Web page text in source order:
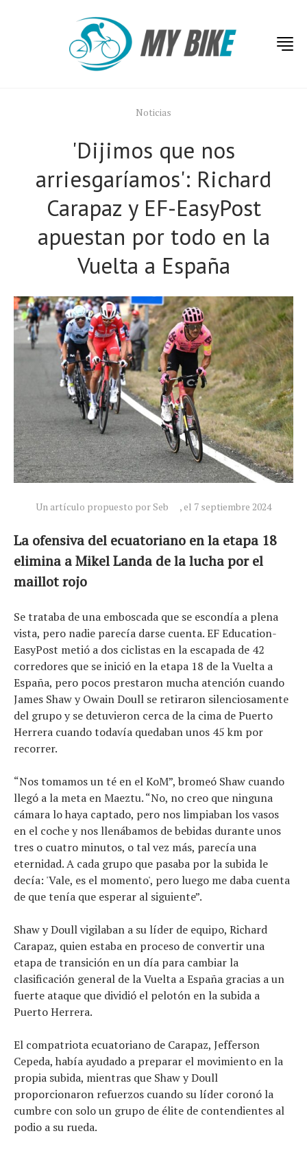
Noticias
'Dijimos que nos
arriesgaríamos': Richard
Carapaz y EF-EasyPost
apuestan por todo en la
Vuelta a España
Un artículo propuesto por Seb , el 7 septiembre 2024
La ofensiva del ecuatoriano en la etapa 18
elimina a Mikel Landa de la lucha por el
maillot rojo
Se trataba de una emboscada que se escondía a plena
vista, pero nadie parecía darse cuenta. EF Education-
EasyPost metió a dos ciclistas en la escapada de 42
corredores que se inició en la etapa 18 de la Vuelta a
España, pero pocos prestaron mucha atención cuando
James Shaw y Owain Doull se retiraron silenciosamente
del grupo y se detuvieron cerca de la cima de Puerto
Herrera cuando todavía quedaban unos 45 km por
recorrer.
“Nos tomamos un té en el KoM”, bromeó Shaw cuando
llegó a la meta en Maeztu. “No, no creo que ninguna
cámara lo haya captado, pero nos limpiaban los vasos
en el coche y nos llenábamos de bebidas durante unos
tres o cuatro minutos, o tal vez más, parecía una
eternidad. A cada grupo que pasaba por la subida le
decía: 'Vale, es el momento', pero luego me daba cuenta
de que tenía que esperar al siguiente”.
Shaw y Doull vigilaban a su líder de equipo, Richard
Carapaz, quien estaba en proceso de convertir una
etapa de transición en un día para cambiar la
clasificación general de la Vuelta a España gracias a un
fuerte ataque que dividió el pelotón en la subida a
Puerto Herrera.
El compatriota ecuatoriano de Carapaz, Jefferson
Cepeda, había ayudado a preparar el movimiento en la
propia subida, mientras que Shaw y Doull
proporcionaron refuerzos cuando su líder coronó la
cumbre con solo un grupo de élite de contendientes al
podio a su rueda.
Noticias
Revisión de productos
Consejo
Tendencias
Artículos